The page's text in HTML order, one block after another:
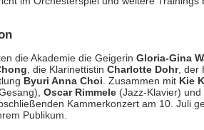
die Akademie die Geigerin Gloria-Gina
, die Klarinettistin Charlotte Dohr, der
Byuri Anna Choi. Zusammen mit Kie
Oscar Rimmele(Jazz-Klavier) und
Kammerkonzert am 10. Juli
Publikum.